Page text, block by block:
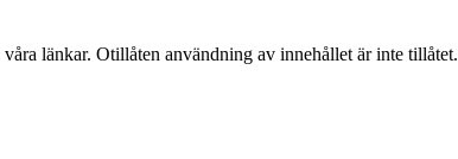
länkar. Otillåten användning av innehållet är inte tillåtet.